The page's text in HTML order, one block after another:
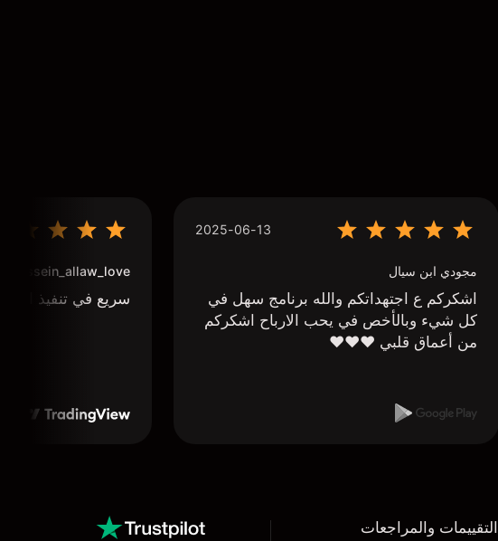
2025-06-13
مجودي ابن سيال
اشكركم ع اجتهداتكم والله برنامج سهل في
كل شيء وبالأخص في يحب الارباح اشكركم
من أعماق قلبي ❤️❤️❤️
houssein_allaw_love
سريع في تنفيذ
التقييمات والمراجعات